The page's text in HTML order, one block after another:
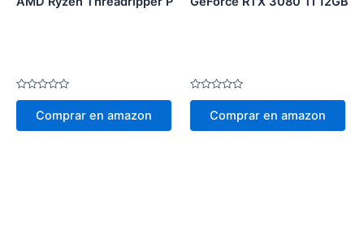
Valorado
de
Comprar en amazon
Valorado
de
Comprar en amazon